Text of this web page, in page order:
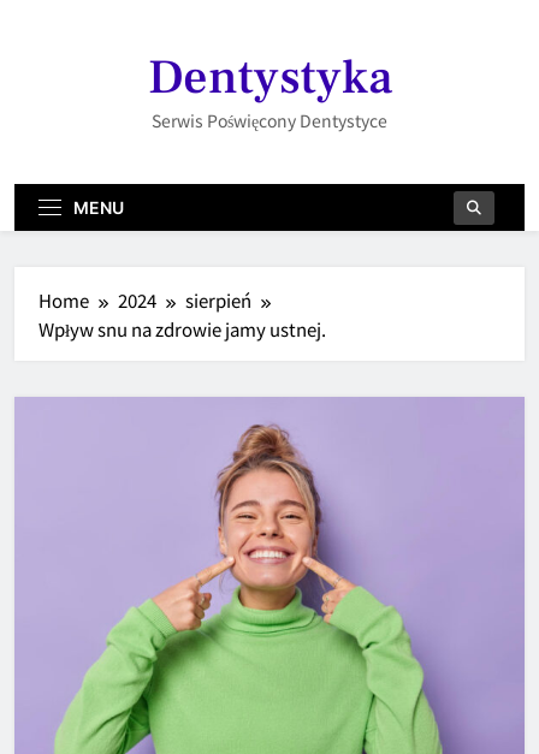
Dentystyka
Serwis Poświęcony Dentystyce
MENU
Home 2024
sierpień
Wpływ snu na zdrowie jamy ustnej.